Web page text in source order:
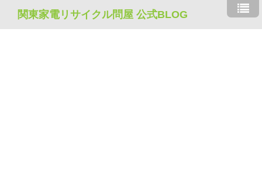
関東家電リサイクル問屋 公式BLOG